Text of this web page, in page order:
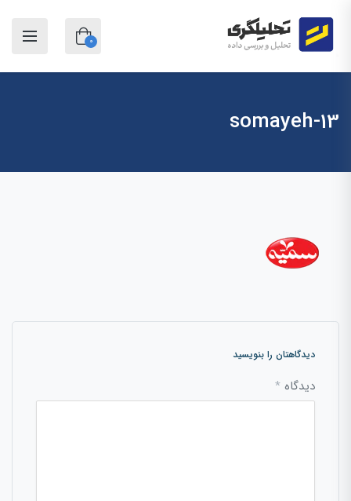
0
13-somayeh
دیدگاهتان را بنویسید
دیدگاه *